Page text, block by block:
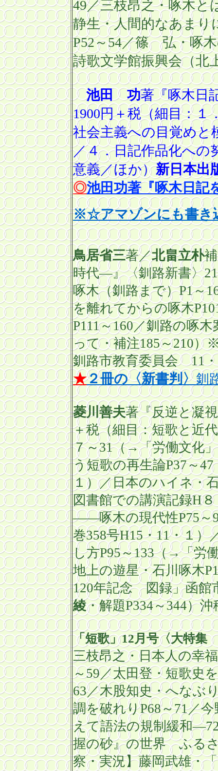
49／三枝昂之・啄木と
静生・人間的なあまり
P52～54／篠 弘・啄木
詩歌文学館振興会（北
池田 功著『啄木
1900円＋税（細目：１
社会主義への目覚めと
／４．日記作品化への
意義／ほか）新日本出
◎池田功著『啄木日記
※☆アマゾンにも書き
鳥居省三著／北畠立朴
時代―』〈釧路新書〉
啄木（釧路まで）P1～
を離れてからの啄木
P111～160／釧路の啄木
って・補注185～210）
釧路市教育委員会 11
★２冊の〈新書判〉釧
菱川善夫著『反逆と凝
＋税（細目：短歌と近
７～31（→「労働文化」
う短歌の再生論P37～47
１）／日本のハイネ・
図書館での講演記録H８
――啄木の現代性P75～
巻358号H15・11・１）
し方P95～133（→「労
地上の遊星・石川啄木
120年記念 図録」函館
綾・解題P334～344）
「短歌」12月号〈大特集
三枝昂之・日本人の幸
～59／太田登・短歌史
63／木股知史・へなぶ
調を破れりP68～71／
えて語法の規制緩和―
握の砂』の世界 ふる
察・実況】藤岡武雄・